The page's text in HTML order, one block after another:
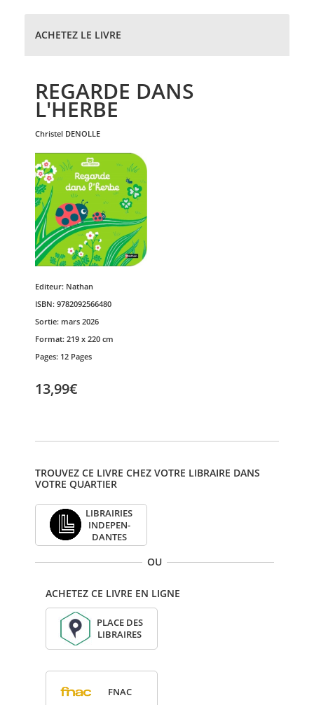
ACHETEZ LE LIVRE
REGARDE DANS
L'HERBE
christel DENOLLE
Editeur: Nathan
ISBN: 9782092566480
Sortie: mars 2026
Format: 219 x 220 cm
Pages: 12 Pages
13,99€
TROUVEZ CE LIVRE CHEZ VOTRE LIBRAIRE DANS
VOTRE QUARTIER
LIBRAI­RIES
INDE­PEN­
DANTES
OU
ACHETEZ CE LIVRE EN LIGNE
PLACE DES
LIBRAIRES
FNAC